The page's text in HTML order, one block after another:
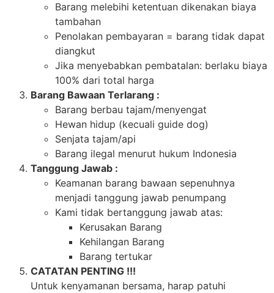
Barang melebihi ketentuan dikenakan biaya
tambahan
Penolakan pembayaran = barang tidak dapat
diangkut
Jika menyebabkan pembatalan: berlaku biaya
100% dari total harga
Barang Bawaan Terlarang :
Barang berbau tajam/menyengat
Hewan hidup (kecuali guide dog)
Senjata tajam/api
Barang ilegal menurut hukum Indonesia
Tanggung Jawab :
Keamanan barang bawaan sepenuhnya
menjadi tanggung jawab penumpang
Kami tidak bertanggung jawab atas:
Kerusakan Barang
Kehilangan Barang
Barang tertukar
CATATAN PENTING !!!
Untuk kenyamanan bersama, harap patuhi